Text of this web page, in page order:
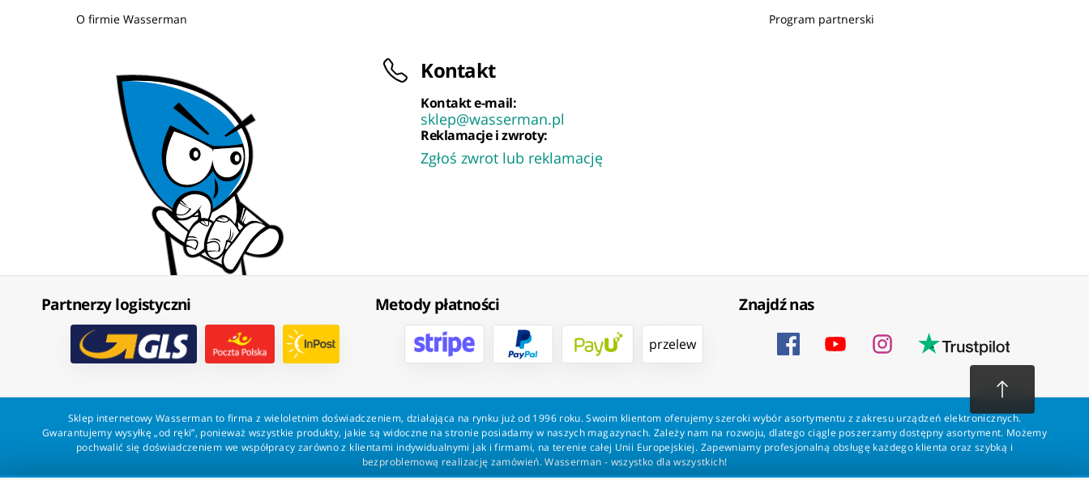
O firmie Wasserman
Program partnerski
Kontakt
Kontakt e-mail:
sklep@wasserman.pl
Reklamacje i zwroty:
Zgłoś zwrot lub reklamację
Partnerzy logistyczni Metody płatności
przelew
Znajdź nas
Sklep internetowy Wasserman to firma z wieloletnim doświadczeniem, działająca na rynku już od 1996 roku. Swoim klientom oferujemy szeroki wybór asortymentu z zakresu urządzeń elektronicznych.
Gwarantujemy wysyłkę „od ręki”, ponieważ wszystkie produkty, jakie są widoczne na stronie posiadamy w naszych magazynach. Zależy nam na rozwoju, dlatego ciągle poszerzamy dostępny asortyment. Możemy
pochwalić się doświadczeniem we współpracy zarówno z klientami indywidualnymi jak i firmami, na terenie całej Unii Europejskiej. Zapewniamy profesjonalną obsługę każdego klienta oraz szybką i
bezproblemową realizację zamówień. Wasserman - wszystko dla wszystkich!